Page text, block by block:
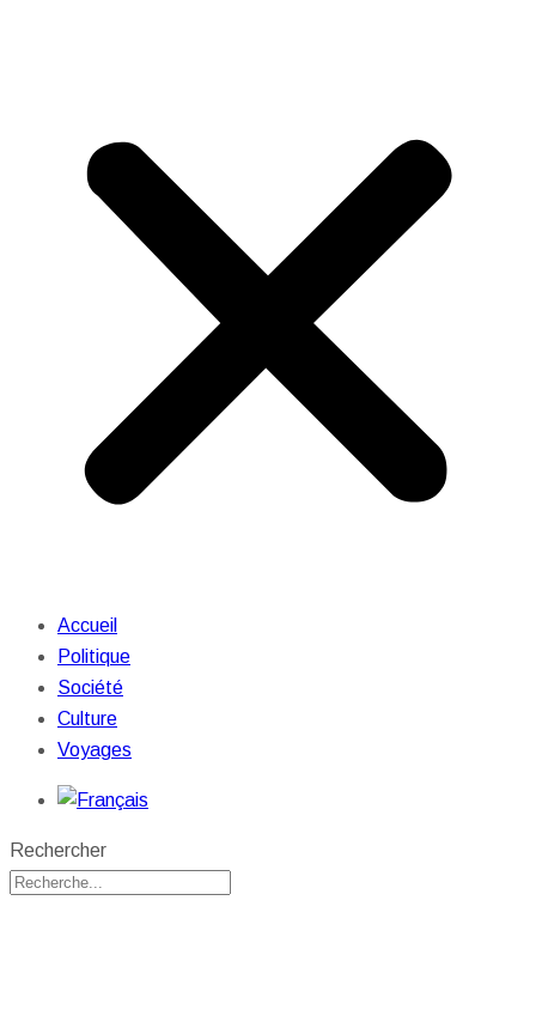
Accueil
Politique
Société
Culture
Voyages
Rechercher